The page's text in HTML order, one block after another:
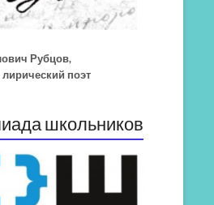
Рубцов,
лирический поэт
школьников